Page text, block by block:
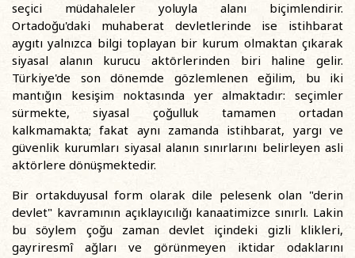
seçici müdahaleler yoluyla alanı biçimlendirir.
Ortadoğu'daki muhaberat devletlerinde ise istihbarat
aygıtı yalnızca bilgi toplayan bir kurum olmaktan çıkarak
siyasal alanın kurucu aktörlerinden biri haline gelir.
Türkiye'de son dönemde gözlemlenen eğilim, bu iki
mantığın kesişim noktasında yer almaktadır: seçimler
sürmekte, siyasal çoğulluk tamamen ortadan
kalkmamakta; fakat aynı zamanda istihbarat, yargı ve
güvenlik kurumları siyasal alanın sınırlarını belirleyen asli
aktörlere dönüşmektedir.
Bir ortakduyusal form olarak dile pelesenk olan "derin
devlet" kavramının açıklayıcılığı kanaatimizce sınırlı. Lakin
bu söylem çoğu zaman devlet içindeki gizli klikleri,
gayriresmî ağları ve görünmeyen iktidar odaklarını